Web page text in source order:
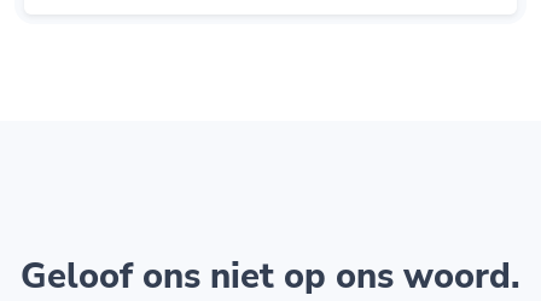
Geloof ons niet op ons woord.